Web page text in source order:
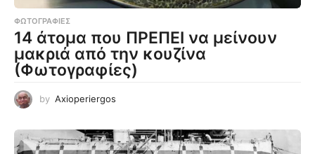
ΦΩΤΟΓΡΑΦΊΕΣ
14 άτομα που ΠΡΕΠΕΙ να μείνουν
μακριά από την κουζίνα
(Φωτογραφίες)
by Axioperiergos